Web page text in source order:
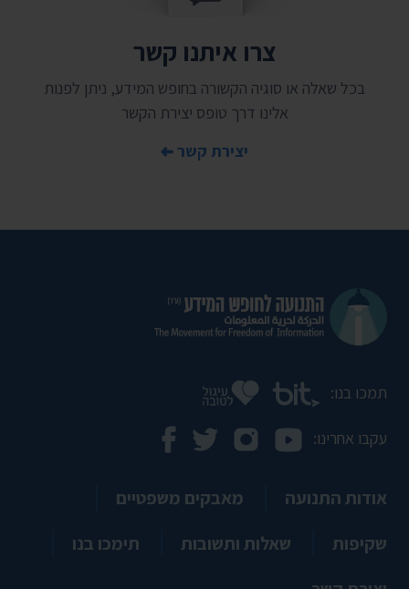
צרו איתנו קשר
בכל שאלה או סוגיה הקשורה בחופש המידע, ניתן לפנות
אלינו דרך טופס יצירת הקשר
יצירת קשר
תמכו בנו:
עקבו אחרינו:
אודות התנועה
מאבקים משפטיים
שקיפות
שאלות ותשובות
תימכו בנו